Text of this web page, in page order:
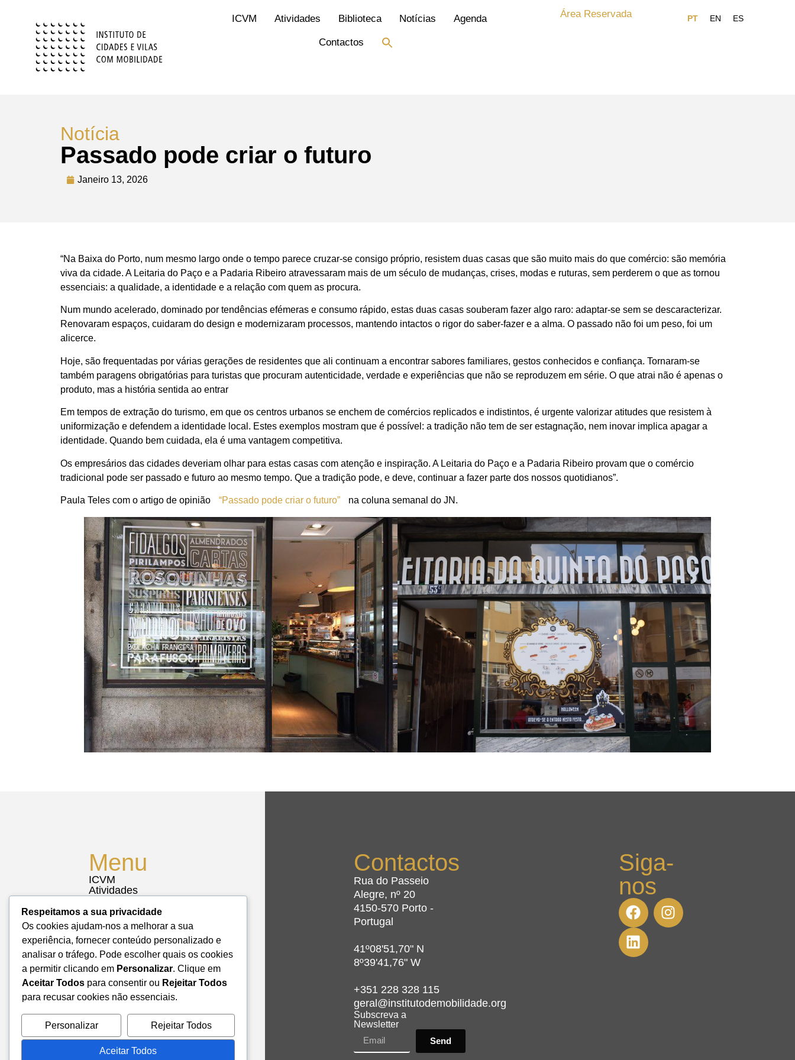
ICVM Atividades Biblioteca Notícias Agenda
Contactos
Área Reservada
Notícia
Passado pode criar o futuro
Janeiro 13, 2026
“Na Baixa do Porto, num mesmo largo onde o tempo parece cruzar-se consigo próprio, resistem duas casas que são muito mais do que comércio: são memória
viva da cidade. A Leitaria do Paço e a Padaria Ribeiro atravessaram mais de um século de mudanças, crises, modas e ruturas, sem perderem o que as tornou
essenciais: a qualidade, a identidade e a relação com quem as procura.
Num mundo acelerado, dominado por tendências efémeras e consumo rápido, estas duas casas souberam fazer algo raro: adaptar-se sem se descaracterizar.
Renovaram espaços, cuidaram do design e modernizaram processos, mantendo intactos o rigor do saber-fazer e a alma. O passado não foi um peso, foi um
alicerce.
Hoje, são frequentadas por várias gerações de residentes que ali continuam a encontrar sabores familiares, gestos conhecidos e confiança. Tornaram-se
também paragens obrigatórias para turistas que procuram autenticidade, verdade e experiências que não se reproduzem em série. O que atrai não é apenas o
produto, mas a história sentida ao entrar
Em tempos de extração do turismo, em que os centros urbanos se enchem de comércios replicados e indistintos, é urgente valorizar atitudes que resistem à
uniformização e defendem a identidade local. Estes exemplos mostram que é possível: a tradição não tem de ser estagnação, nem inovar implica apagar a
identidade. Quando bem cuidada, ela é uma vantagem competitiva.
Os empresários das cidades deveriam olhar para estas casas com atenção e inspiração. A Leitaria do Paço e a Padaria Ribeiro provam que o comércio
tradicional pode ser passado e futuro ao mesmo tempo. Que a tradição pode, e deve, continuar a fazer parte dos nossos quotidianos”.
Paula Teles com o artigo de opinião “Passado pode criar o futuro” na coluna semanal do JN.
Menu
ICVM
Atividades
Biblioteca
Contactos
Mapa do Site
Contactos
Rua do Passeio
Alegre, nº 20
4150-570 Porto -
Portugal
41º08'51,70" N
8º39'41,76" W
+351 228 328 115
geral@institutodemobilidade.org
Subscreva a
Newsletter
Send
Siga-
nos
Respeitamos a sua privacidade
Os cookies ajudam-nos a melhorar a sua
experiência, fornecer conteúdo personalizado e
analisar o tráfego. Pode escolher quais os cookies
a permitir clicando em Personalizar. Clique em
Aceitar Todos para consentir ou Rejeitar Todos
para recusar cookies não essenciais.
Personalizar Rejeitar Todos
Aceitar Todos